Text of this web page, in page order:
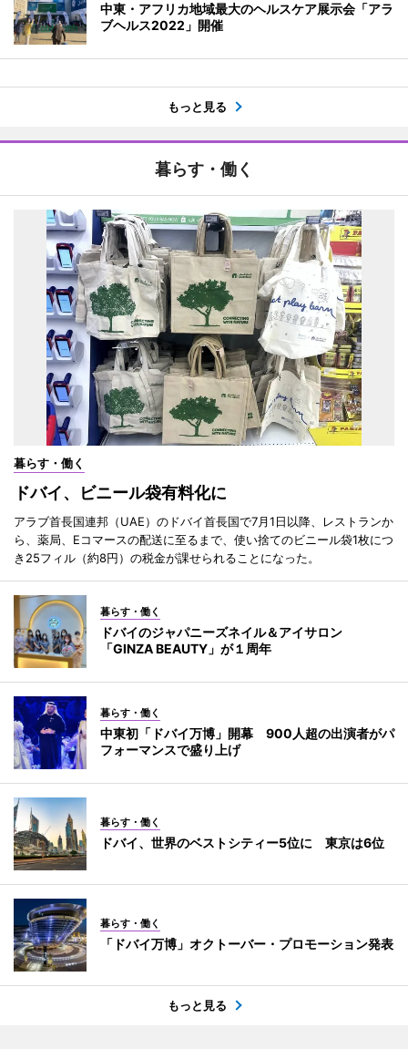
中東・アフリカ地域最大のヘルスケア展示会「アラ
ブヘルス2022」開催
もっと見る
暮らす・働く
暮らす・働く
ドバイ、ビニール袋有料化に
アラブ首長国連邦（UAE）のドバイ首長国で7月1日以降、レストランか
ら、薬局、Eコマースの配送に至るまで、使い捨てのビニール袋1枚につ
き25フィル（約8円）の税金が課せられることになった。
暮らす・働く
ドバイのジャパニーズネイル＆アイサロン
「GINZA BEAUTY」が１周年
暮らす・働く
中東初「ドバイ万博」開幕 900人超の出演者がパ
フォーマンスで盛り上げ
暮らす・働く
ドバイ、世界のベストシティー5位に 東京は6位
暮らす・働く
「ドバイ万博」オクトーバー・プロモーション発表
もっと見る